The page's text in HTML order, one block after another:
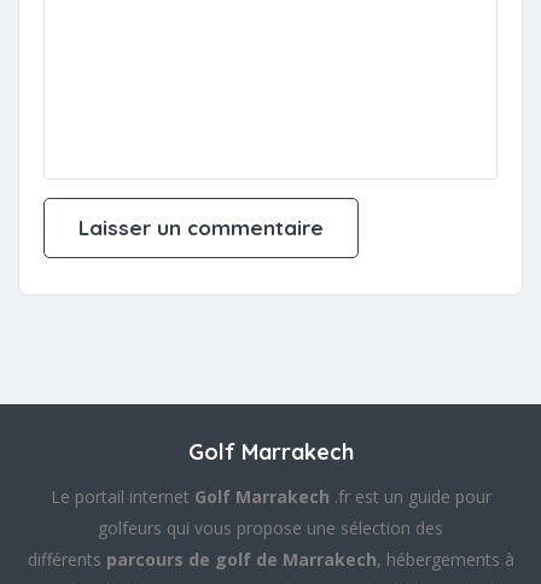
Golf Marrakech
Le portail internet Golf Marrakech .fr est un guide pour
golfeurs qui vous propose une sélection des
différents parcours de golf de Marrakech, hébergements à